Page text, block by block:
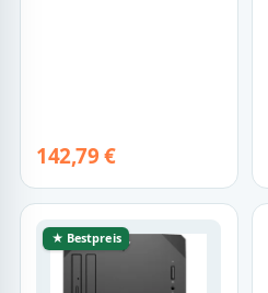
142,79 €
★ Bestpreis